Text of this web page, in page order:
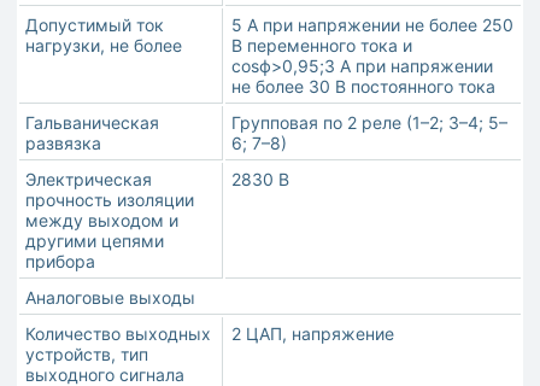
Допустимый ток
нагрузки, не более
5 А при напряжении не более 250
В переменного тока и
cosϕ>0,95;3 А при напряжении
не более 30 В постоянного тока
Гальваническая
развязка
Групповая по 2 реле (1–2; 3–4; 5–
6; 7–8)
Электрическая
прочность изоляции
между выходом и
другими цепями
прибора
2830 В
Аналоговые выходы
Количество выходных
устройств, тип
выходного сигнала
2 ЦАП, напряжение